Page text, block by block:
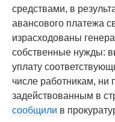
средствами, в
авансового платежа
израсходованы
собственные нужды:
уплату
числе работникам, ни
задействованным в
сообщили в